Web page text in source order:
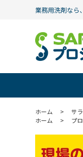
業務用洗剤なら
ホーム > サ
ホーム
> プ